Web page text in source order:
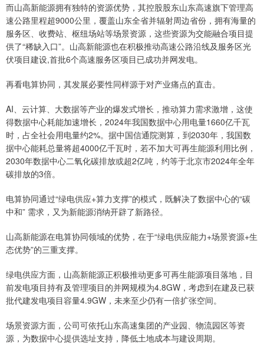
而山高新能源拥有独特的资源优势，其控股股东山东高速旗下管理高
速公路里程超9000公里，覆盖山东全省并辐射周边省份，拥有海量的
服务区、收费站、枢纽场站等场景资源，这些资源为交能融合项目提
供了“稀缺入口”。山高新能源也在积极推动高速公路沿线及服务区光
伏项目建设,首批6个高速服务区项目已成功并网发电。
再看电算协同，其发展必要性同样源于对产业痛点的直击。
AI、云计算、大数据等产业的爆发式增长，推动算力需求激增，这使
得数据中心耗能加速增长，2024年我国数据中心用电量1660亿千瓦
时，占全社会用电量约2%。据中国信通院测算，到2030年，我国数
据中心能耗总量将超4000亿千瓦时，若不加大可再生能源利用比例，
2030年数据中心二氧化碳排放或超2亿吨，约等于北京市2024年全年
碳排放的3倍。
电算协同通过“绿电供应+算力支撑”的模式，既解决了数据中心的“碳
中和” 需求，又为新能源消纳开辟了新路径。
山高新能源在电算协同领域的优势，在于“绿电供应能力+场景资源+生
态优势”的三重支撑。
绿电供应方面，山高新能源正积极推动更多可再生能源项目落地，目
前发电项目持有及管理项目的并网规模为4.8GW，考虑到在建及已获
批代建发电项目容量4.9GW，未来至少仍有一倍扩张空间。
场景资源方面，公司可依托山东高速集团的产业园、物流园区等资
源，为数据中心提供选址支持，降低土地成本与建设周期。